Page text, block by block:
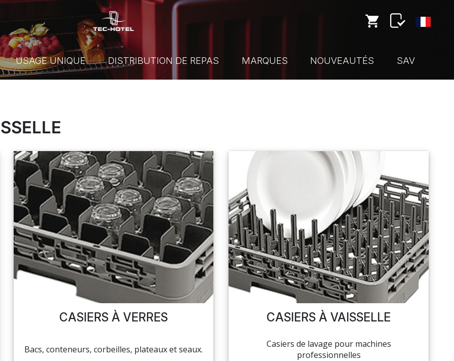
USAGE UNIQUE DISTRIBUTION DE REPAS MARQUES NOUVEAUTÉS SAV
CASIERS À VERRES
Bacs, conteneurs, corbeilles, plateaux et seaux.
CASIERS À VAISSELLE
Casiers de lavage pour machines
professionnelles